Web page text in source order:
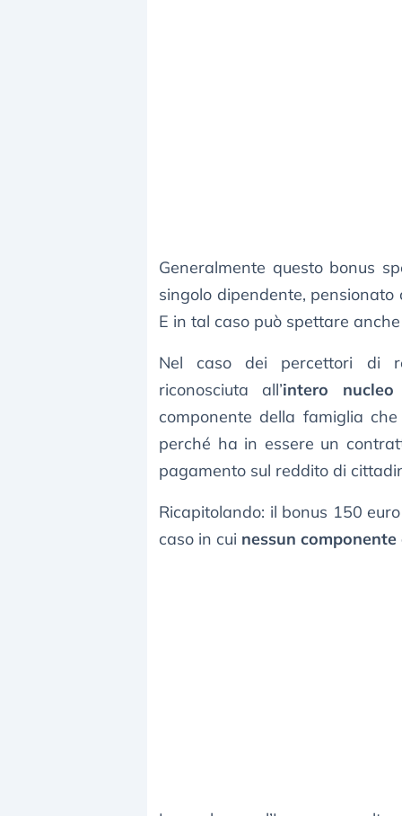
Generalmente questo bonus
singolo dipendente,
E in tal caso può spettare
Nel caso dei percettori di
riconosciuta all’intero nucleo
componente della famiglia
perché ha in essere un
pagamento sul reddito di
Ricapitolando: il bonus 150
caso in cui nessun